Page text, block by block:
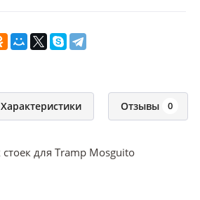
Характеристики Отзывы 0
для Tramp Mosguito